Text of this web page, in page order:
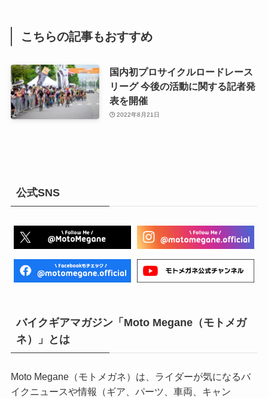
こちらの記事もおすすめ
国内初プロサイクルロードレース
リーグ 今後の活動に関する記者発
表を開催
2022年8月21日
公式SNS
バイクギアマガジン「Moto Megane（モトメガ
ネ）」とは
Moto Megane（モトメガネ）は、ライダーが気になるバ
イクニュースや情報（ギア、パーツ、車両、キャン